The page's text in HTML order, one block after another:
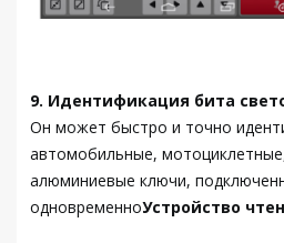
9. Идентификация бита
Он может быстро и точно
автомобильные,
алюминиевые ключи,
одновременноУстройство